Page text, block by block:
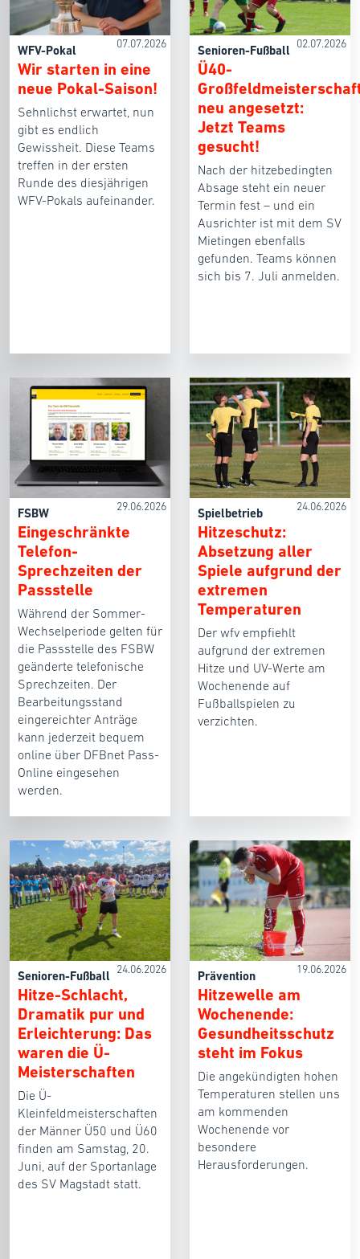
07.07.2026
WFV-Pokal
Wir starten in eine
neue Pokal-Saison!
Sehnlichst erwartet, nun
gibt es endlich
Gewissheit. Diese Teams
treffen in der ersten
Runde des diesjährigen
WFV-Pokals aufeinander.
02.07.2026
Senioren-Fußball
Ü40-
neu angesetzt:
Jetzt Teams
gesucht!
Nach der hitzebedingten
Absage steht ein neuer
Termin fest – und ein
Ausrichter ist mit dem SV
Mietingen ebenfalls
gefunden. Teams können
sich bis 7. Juli anmelden.
29.06.2026
FSBW
Eingeschränkte
Telefon-
Sprechzeiten der
Passstelle
Während der Sommer-
Wechselperiode gelten für
die Passstelle des FSBW
geänderte telefonische
Sprechzeiten. Der
Bearbeitungsstand
eingereichter Anträge
kann jederzeit bequem
online über DFBnet Pass-
Online eingesehen
werden.
24.06.2026
Spielbetrieb
Hitzeschutz:
Absetzung aller
Spiele aufgrund der
extremen
Temperaturen
Der wfv empfiehlt
aufgrund der extremen
Hitze und UV-Werte am
Wochenende auf
Fußballspielen zu
verzichten.
24.06.2026
Senioren-Fußball
Hitze-Schlacht,
Dramatik pur und
Erleichterung: Das
waren die Ü-
Meisterschaften
Die Ü-
Kleinfeldmeisterschaften
der Männer Ü50 und Ü60
finden am Samstag, 20.
Juni, auf der Sportanlage
des SV Magstadt statt.
19.06.2026
Prävention
Hitzewelle am
Wochenende:
Gesundheitsschutz
steht im Fokus
Die angekündigten hohen
Temperaturen stellen uns
am kommenden
Wochenende vor
besondere
Herausforderungen.